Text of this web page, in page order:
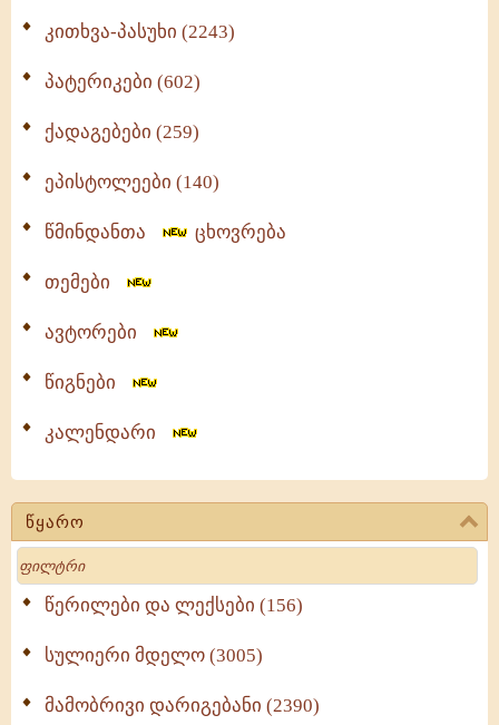
კითხვა-პასუხი (2243)
პატერიკები (602)
ქადაგებები (259)
ეპისტოლეები (140)
წმინდანთა ცხოვრება
თემები
ავტორები
წიგნები
კალენდარი
წყარო
Search
წერილები და ლექსები (156)
სულიერი მდელო (3005)
მამობრივი დარიგებანი (2390)